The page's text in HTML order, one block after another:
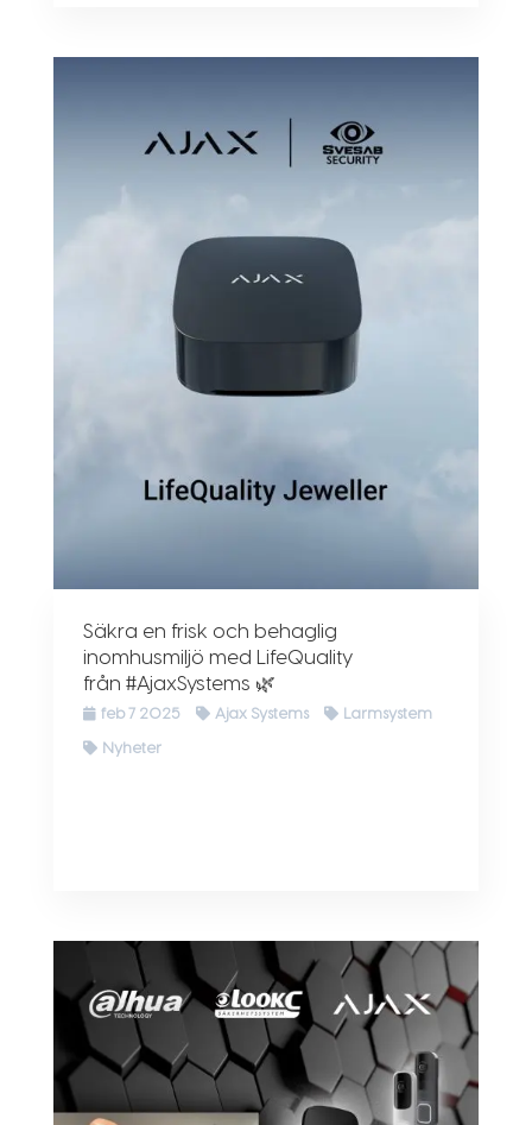
Säkra en frisk och behaglig
inomhusmiljö med LifeQuality
från #AjaxSystems 🌿
feb 7 2025 Ajax Systems Larmsystem
Nyheter